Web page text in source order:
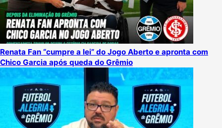
Renata Fan “cumpre a lei” do Jogo Aberto e apronta com
Chico Garcia após queda do Grêmio